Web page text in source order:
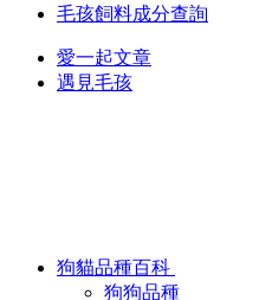
毛孩飼料成分查詢
愛一起文章
遇見毛孩
狗貓品種百科
狗狗品種